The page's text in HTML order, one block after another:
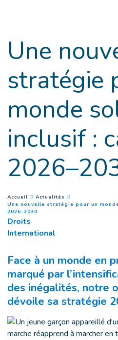
Une
stratégie
monde
inclusif :
You are here :
Accueil
Actualités
Une nouvelle stratégie pour un
2026–2030
Droits
International
Face à un monde en
marqué par
des inégalités, notre
dévoile sa stratégie